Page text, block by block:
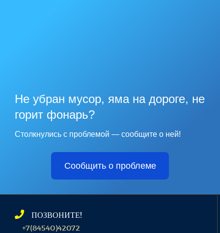
Не убран мусор, яма на дороге, не
горит фонарь?
Столкнулись с проблемой — сообщите о ней!
Сообщить о проблеме
ПОЗВОНИТЕ!
+7(84540)42072